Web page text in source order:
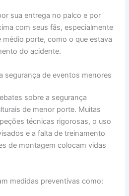
sua entrega no palco e por
com seus fãs, especialmente
porte, como o que estava
do acidente.
segurança de eventos menores
sobre a segurança
de menor porte. Muitas
técnicas rigorosas, o uso
e a falta de treinamento
de montagem colocam vidas
medidas preventivas como: